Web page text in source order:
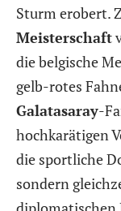
Sturm erobert.
Meisterschaft
die belgische
gelb-rotes
Galatasaray-
hochkarätigen
die sportliche
sondern